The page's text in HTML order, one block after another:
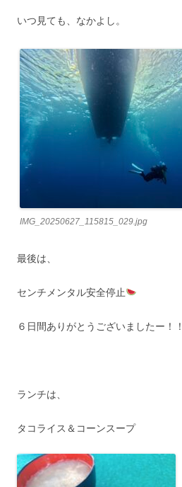
いつ見ても、なかよし。
IMG_20250627_115815_029.jpg
最後は、
センチメンタル安全停止
６日間ありがとうございましたー！！
ランチは、
タコライス＆コーンスープ